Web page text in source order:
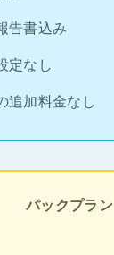
告書込み
定なし
追加料金なし
パックプラン